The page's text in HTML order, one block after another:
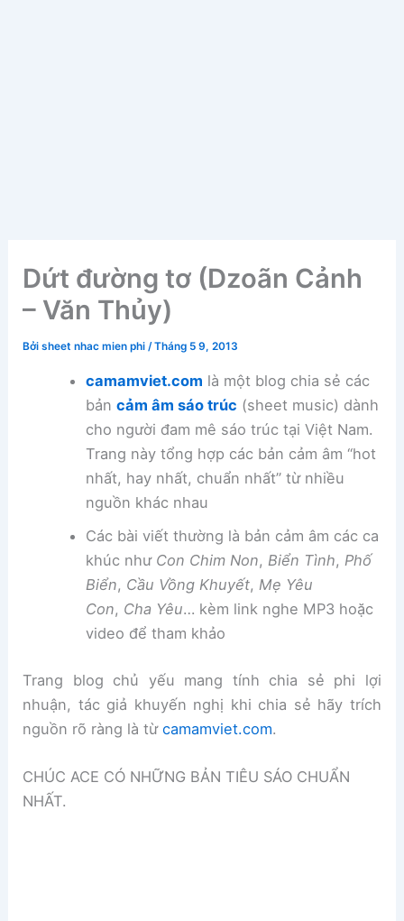
Dứt đường tơ (Dzoãn Cảnh
– Văn Thủy)
Bởisheet nhac mien phi/Tháng 5 9, 2013
camamviet.com là một blog chia sẻ các
bản cảm âm sáo trúc (sheet music) dành
cho người đam mê sáo trúc tại Việt Nam.
Trang này tổng hợp các bản cảm âm “hot
nhất, hay nhất, chuẩn nhất” từ nhiều
nguồn khác nhau
Các bài viết thường là bản cảm âm các ca
khúc như Con Chim Non, Biển Tình, Phố
Biển, Cầu Vồng Khuyết, Mẹ Yêu
Con, Cha Yêu… kèm link nghe MP3 hoặc
video để tham khảo
Trang blog chủ yếu mang tính chia sẻ phi lợi
nhuận, tác giả khuyến nghị khi chia sẻ hãy trích
nguồn rõ ràng là từcamamviet.com.
CHÚC ACE CÓ NHỮNG BẢN TIÊU SÁO CHUẨN
NHẤT.